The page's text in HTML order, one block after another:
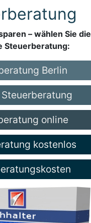
– wählen Sie die
Steuerberatung:
Berlin
online
kostenlos